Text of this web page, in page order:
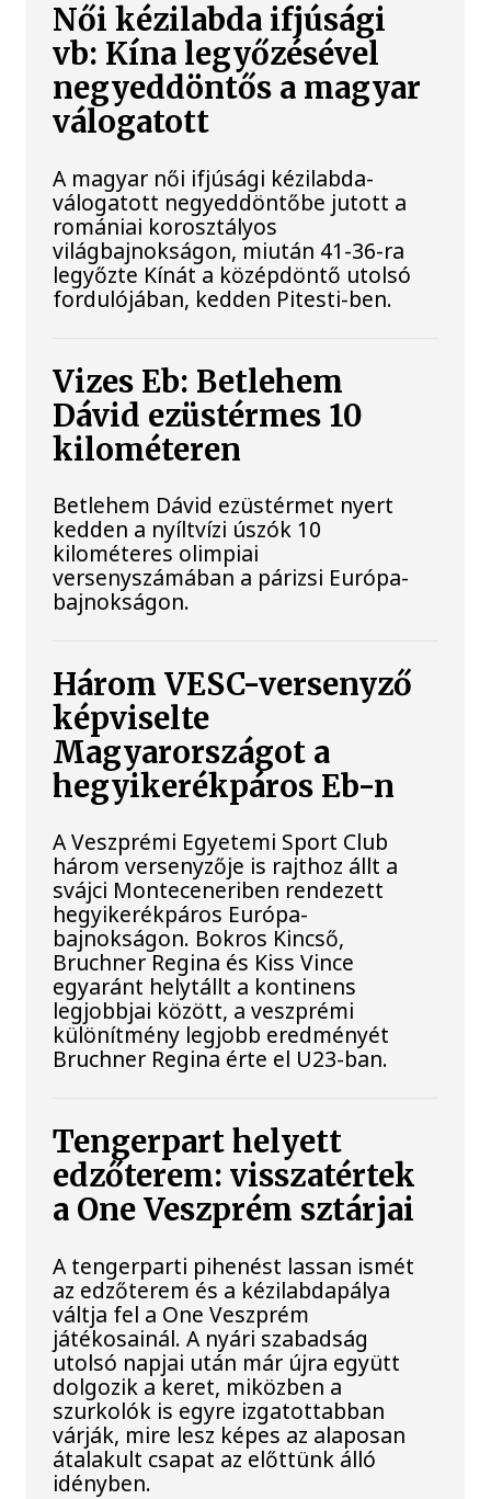
Női kézilabda ifjúsági
vb: Kína legyőzésével
negyeddöntős a magyar
válogatott
A magyar női ifjúsági kézilabda-
válogatott negyeddöntőbe jutott a
romániai korosztályos
világbajnokságon, miután 41-36-ra
legyőzte Kínát a középdöntő utolsó
fordulójában, kedden Pitesti-ben.
Vizes Eb: Betlehem
Dávid ezüstérmes 10
kilométeren
Betlehem Dávid ezüstérmet nyert
kedden a nyíltvízi úszók 10
kilométeres olimpiai
versenyszámában a párizsi Európa-
bajnokságon.
Három VESC-versenyző
képviselte
Magyarországot a
hegyikerékpáros Eb-n
A Veszprémi Egyetemi Sport Club
három versenyzője is rajthoz állt a
svájci Monteceneriben rendezett
hegyikerékpáros Európa-
bajnokságon. Bokros Kincső,
Bruchner Regina és Kiss Vince
egyaránt helytállt a kontinens
legjobbjai között, a veszprémi
különítmény legjobb eredményét
Bruchner Regina érte el U23-ban.
Tengerpart helyett
edzőterem: visszatértek
a One Veszprém sztárjai
A tengerparti pihenést lassan ismét
az edzőterem és a kézilabdapálya
váltja fel a One Veszprém
játékosainál. A nyári szabadság
utolsó napjai után már újra együtt
dolgozik a keret, miközben a
szurkolók is egyre izgatottabban
várják, mire lesz képes az alaposan
átalakult csapat az előttünk álló
idényben.